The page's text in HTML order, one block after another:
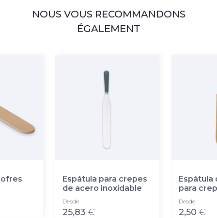
NOUS VOUS RECOMMANDONS
ÉGALEMENT
Espátula para crepes
de acero inoxidable
Desde
25,83 €
Espátula
para
Desde
2,50 €